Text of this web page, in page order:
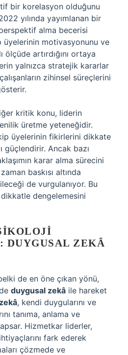
bir korelasyon olduğunu
yılında yayımlanan bir
alma becerisi
motivasyonunu ve
ölçüde artırdığını ortaya
yalnızca stratejik kararlar
zihinsel süreçlerini
kritik konu, liderin
üretme yeteneğidir.
üyelerinin fikirlerini dikkate
güçlendirir. Ancak bazı
karar alma sürecini
baskısı altında
de vurgulanıyor. Bu
dengelemesini
DUYGUSAL ZEKÂ
de en öne çıkan yönü,
duygusal zekâ ile hareket
, kendi duygularını ve
tanıma, anlama ve
Hizmetkar liderler,
fark ederek
çözmede ve